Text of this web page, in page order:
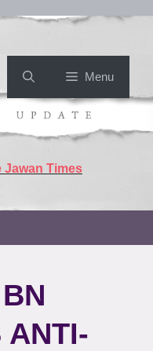
Menu
Jawan Times
ANTI-